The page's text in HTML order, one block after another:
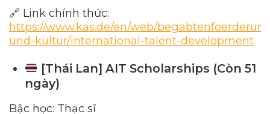
🔗 Link chính thức:
https://www.kas.de/en/web/
und-kultur/international-talent-development
[Thái Lan] AIT Scholarships (Còn 51
ngày)
Bậc học: Thạc sĩ